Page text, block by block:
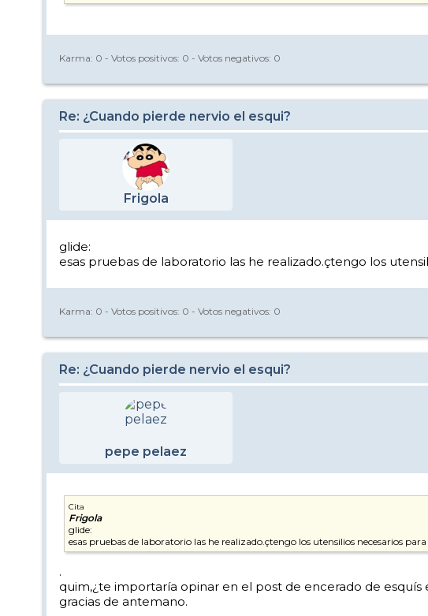
Karma: 0 - Votos positivos: 0 - Votos negativos: 0
Re: ¿Cuando pierde nervio el esqui?
Frigola
glide:
esas pruebas de laboratorio las he realizado.çtengo los
Karma: 0 - Votos positivos: 0 - Votos negativos: 0
Re: ¿Cuando pierde nervio el esqui?
pepe pelaez
Cita
Frigola
glide:
esas pruebas de laboratorio las he realizado.çtengo los utensilios necesarios para
.
quim,¿te importaría opinar en el post de encerado de esquís
gracias de antemano.